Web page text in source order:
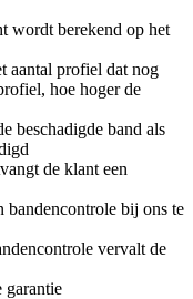
wordt berekend op het
aantal profiel dat nog
hoe hoger de
beschadigde band als
de klant een
bij ons te
vervalt de
garantie